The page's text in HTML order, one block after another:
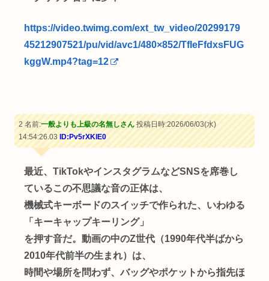
https://video.twimg.com/ext_tw_video/20299179
45212907521/pu/vid/avc1/480×852/TfIeFfdxsFUG
kggW.mp4?tag=12
2 名前:一般よりも上級の名無しさん投稿日時:2026/06/03(水)
14:54:26.03ID:Pv5rXKlE0
最近、TikTokやインスタグラムなどSNSを席巻し
ているこの不思議な音の正体は、
機械式キーボードのスイッチで作られた、いわゆる
「キーキャップキーリング」
を押す音だ。動画の中のZ世代（1990年代半ばから
2010年代前半の生まれ）は、
時間や場所を問わず、バッグやポケットから指先ほ